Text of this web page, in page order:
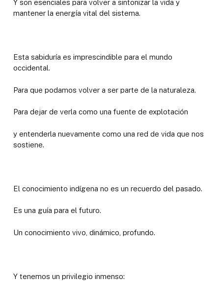
Y son esenciales para volver a sintonizar la vida y
mantener la energía vital del sistema.
Esta sabiduría es imprescindible para el mundo
occidental.
Para que podamos volver a ser parte de la naturaleza.
Para dejar de verla como una fuente de explotación
y entenderla nuevamente como una red de vida que nos
sostiene.
El conocimiento indígena no es un recuerdo del pasado.
Es una guía para el futuro.
Un conocimiento vivo, dinámico, profundo.
Y tenemos un privilegio inmenso: